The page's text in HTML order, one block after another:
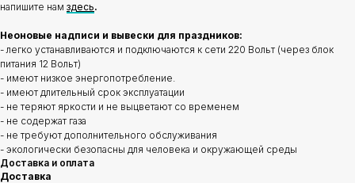
напишите нам здесь.
Неоновые надписи и вывески для праздников:
- легко устанавливаются и подключаются к сети 220 Вольт (через блок
питания 12 Вольт)
- имеют низкое энергопотребление.
- имеют длительный срок эксплуатации
- не теряют яркости и не выцветают со временем
- не содержат газа
- не требуют дополнительного обслуживания
- экологически безопасны для человека и окружающей среды
Доставка и оплата
Доставка